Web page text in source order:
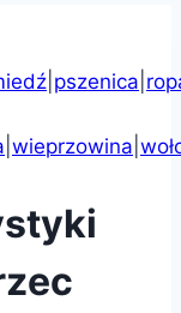
pszenica
wieprzowina